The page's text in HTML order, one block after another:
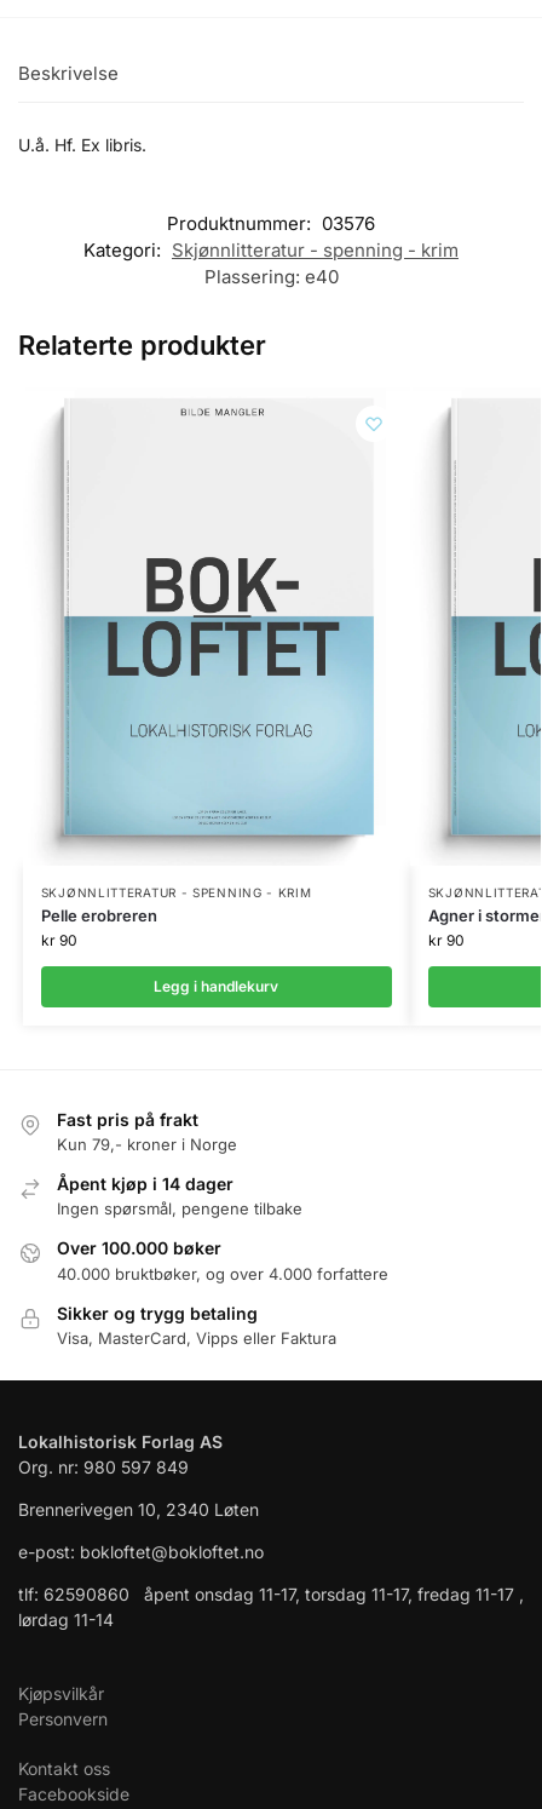
Beskrivelse
U.å. Hf. Ex libris.
Produktnummer: 03576
Kategori: Skjønnlitteratur - spenning - krim
Plassering: e40
Relaterte produkter
SKJØNNLITTERATUR - SPENNING - KRIM
Pelle erobreren
kr90
Legg i handlekurv
Agner i
kr90
Fast pris på frakt
Kun 79,- kroner i Norge
Åpent kjøp i 14 dager
Ingen spørsmål, pengene tilbake
Over 100.000 bøker
40.000 bruktbøker, og over 4.000 forfattere
Sikker og trygg betaling
Visa, MasterCard, Vipps eller Faktura
Lokalhistorisk Forlag AS
Org. nr: 980 597 849
Brennerivegen 10, 2340 Løten
e-post: bokloftet@bokloftet.no
tlf: 62590860 åpent onsdag 11-17, torsdag 11-17, fredag 11-17 ,
lørdag 11-14
Kjøpsvilkår
Personvern
Kontakt oss
Facebookside